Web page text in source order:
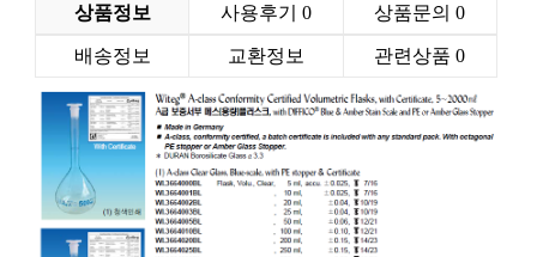
상품정보 사용후기 0 상품문의0
배송정보 교환정보 관련상품0